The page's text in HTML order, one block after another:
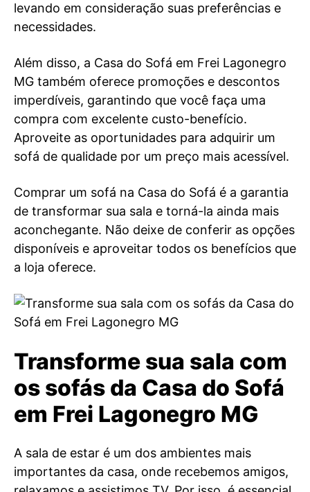
levando em consideração suas preferências e
necessidades.
Além disso, a Casa do Sofá em Frei Lagonegro
MG também oferece promoções e descontos
imperdíveis, garantindo que você faça uma
compra com excelente custo-benefício.
Aproveite as oportunidades para adquirir um
sofá de qualidade por um preço mais acessível.
Comprar um sofá na Casa do Sofá é a garantia
de transformar sua sala e torná-la ainda mais
aconchegante. Não deixe de conferir as opções
disponíveis e aproveitar todos os benefícios que
a loja oferece.
Transforme sua sala com
os sofás da Casa do Sofá
em Frei Lagonegro MG
A sala de estar é um dos ambientes mais
importantes da casa, onde recebemos amigos,